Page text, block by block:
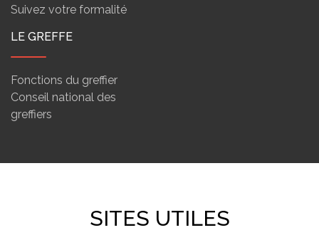
Suivez votre formalité
LE GREFFE
Fonctions du greffier
Conseil national des
greffiers
SITES UTILES